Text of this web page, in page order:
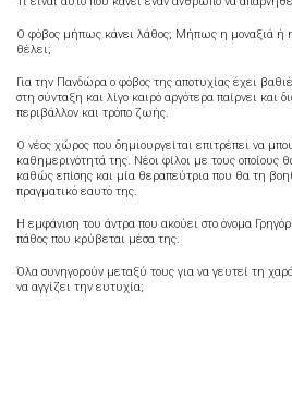
Ο φόβος μήπως κάνει λάθος; Μήπως η μοναξιά ή η
θέλει;
Για την Πανδώρα ο φόβος της αποτυχίας έχει
στη σύνταξη και λίγο καιρό αργότερα παίρνει και
περιβάλλον και τρόπο ζωής.
Ο νέος χώρος που δημιουργείται επιτρέπει να
καθημερινότητά της. Νέοι φίλοι με τους οποίους
καθώς επίσης και μία θεραπεύτρια που θα τη
πραγματικό εαυτό της.
Η εμφάνιση του άντρα που ακούει στο όνομα
πάθος που κρύβεται μέσα της.
Όλα συνηγορούν μεταξύ τους για να γευτεί τη
να αγγίζει την ευτυχία;